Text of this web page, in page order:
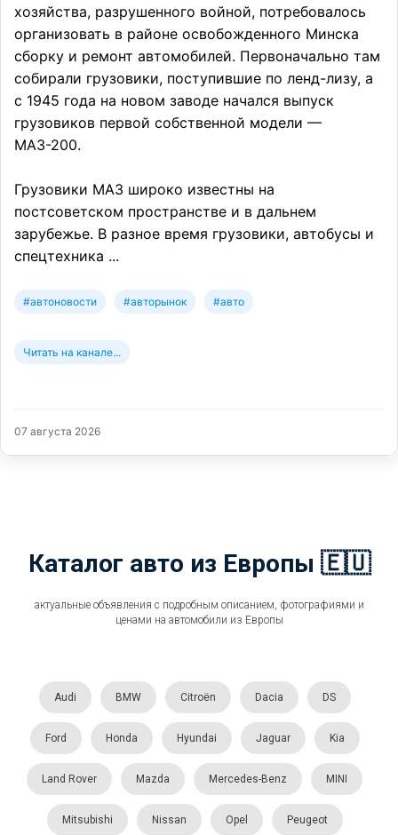
хозяйства, разрушенного войной, потребовалось
организовать в районе освобожденного Минска
сборку и ремонт автомобилей. Первоначально там
собирали грузовики, поступившие по ленд-лизу, а
с 1945 года на новом заводе начался выпуск
грузовиков первой собственной модели —
МАЗ-200.
Грузовики МАЗ широко известны на
постсоветском пространстве и в дальнем
зарубежье. В разное время грузовики, автобусы и
спецтехника ...
#автоновости #авторынок #авто
Читать на канале...
07 августа 2026
Каталог авто из Европы 🇪🇺
актуальные объявления с подробным описанием, фотографиями и
ценами на автомобили из Европы
Audi BMW Citroën Dacia DS
Ford Honda Hyundai Jaguar Kia
Land Rover Mazda Mercedes-Benz MINI
Mitsubishi Nissan Opel Peugeot